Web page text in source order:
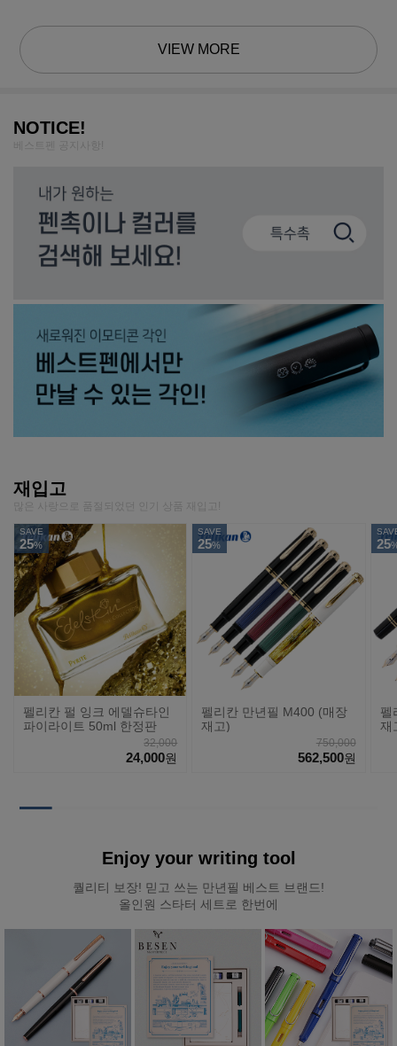
VIEW MORE
NOTICE!
베스트펜 공지사항!
재입고
많은 사랑으로 품절되었던 인기 상품 재입고!
SAVE
25%
펠리칸 펄 잉크 에델슈타인
파이라이트 50ml 한정판
32,000
24,000원
SAVE
25%
펠리칸 만년필 M400 (매장
재고)
750,000
562,500원
25
펠
재
Enjoy your writing tool
퀄리티 보장! 믿고 쓰는 만년필 베스트 브랜드!
올인원 스타터 세트로 한번에